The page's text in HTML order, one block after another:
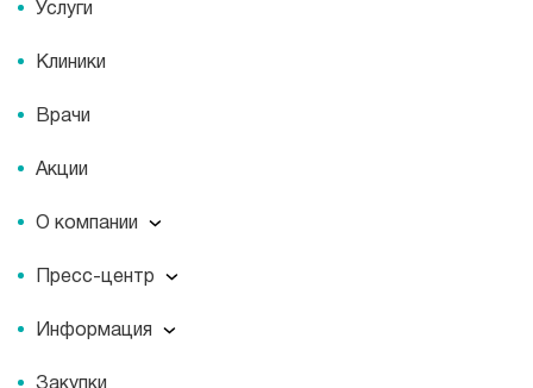
Услуги
Клиники
Врачи
Акции
О компании
О компании
История
Пресс-центр
Пресс-центр
Журнал для пациентов «МЕДСИ СЕГОДНЯ»
Информация
Информация
Закупки